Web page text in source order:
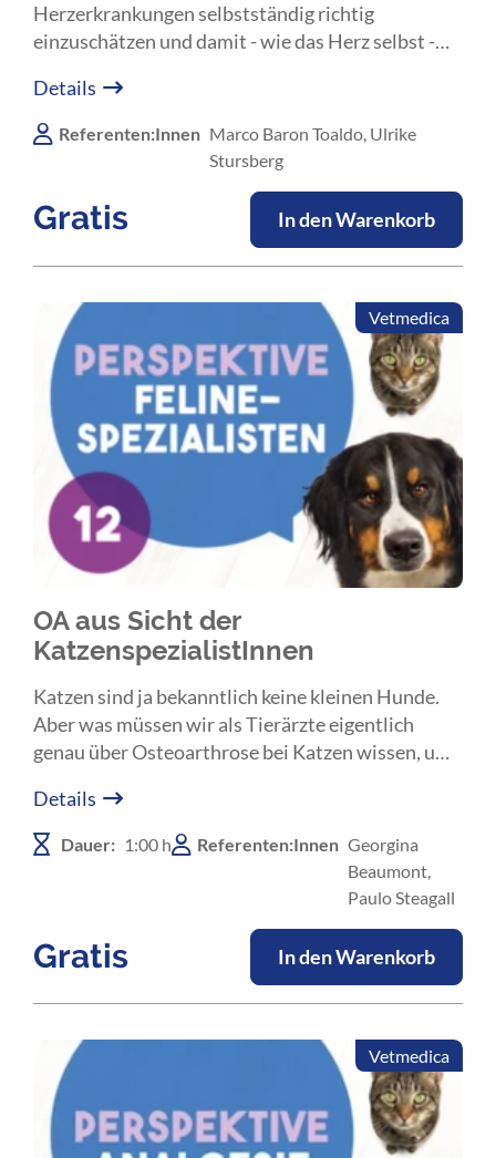
Herzerkrankungen selbstständig richtig
einzuschätzen und damit - wie das Herz selbst -
treffen.
Details
Referenten:Innen Marco Baron Toaldo, Ulrike
Stursberg
Gratis In den Warenkorb
Vetmedica
OA aus Sicht der
KatzenspezialistInnen
Katzen sind ja bekanntlich keine kleinen Hunde.
Aber was müssen wir als Tierärzte eigentlich
genau über Osteoarthrose bei Katzen wissen, um
und unsere Katzenpatienten optimal behandeln
zu können? Ein Webinar mit Prof. Paulo Steagall.
Details
Dauer: 1:00 h Referenten:Innen Georgina
Beaumont,
Paulo Steagall
Gratis In den Warenkorb
Vetmedica